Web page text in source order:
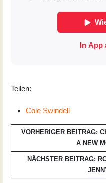
Teilen:
Cole Swindell
VORHERIGER BEITRAG:
A NEW
NÄCHSTER BEITRAG: